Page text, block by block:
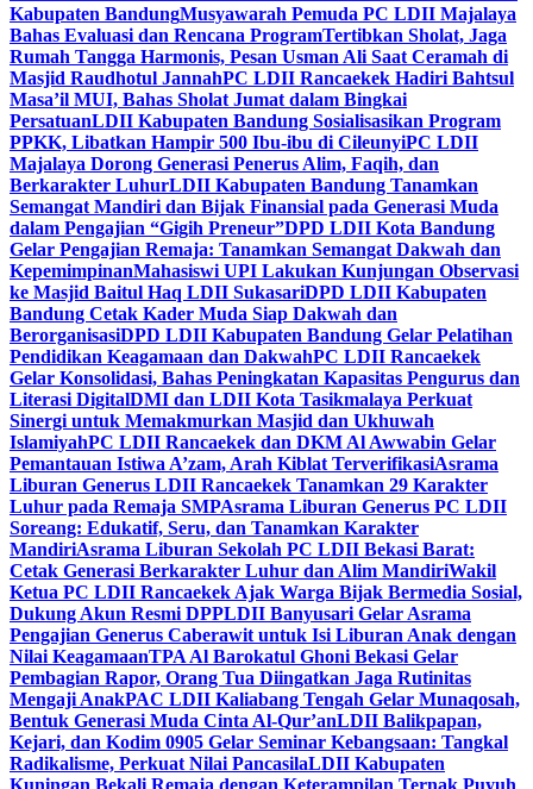
Kabupaten BandungMusyawarah Pemuda PC LDII Majalaya
Bahas Evaluasi dan Rencana ProgramTertibkan Sholat, Jaga
Rumah Tangga Harmonis, Pesan Usman Ali Saat Ceramah di
Masjid Raudhotul JannahPC LDII Rancaekek Hadiri Bahtsul
Masa’il MUI, Bahas Sholat Jumat dalam Bingkai
PersatuanLDII Kabupaten Bandung Sosialisasikan Program
PPKK, Libatkan Hampir 500 Ibu-ibu di CileunyiPC LDII
Majalaya Dorong Generasi Penerus Alim, Faqih, dan
Berkarakter LuhurLDII Kabupaten Bandung Tanamkan
Semangat Mandiri dan Bijak Finansial pada Generasi Muda
dalam Pengajian “Gigih Preneur”DPD LDII Kota Bandung
Gelar Pengajian Remaja: Tanamkan Semangat Dakwah dan
KepemimpinanMahasiswi UPI Lakukan Kunjungan Observasi
ke Masjid Baitul Haq LDII SukasariDPD LDII Kabupaten
Bandung Cetak Kader Muda Siap Dakwah dan
BerorganisasiDPD LDII Kabupaten Bandung Gelar Pelatihan
Pendidikan Keagamaan dan DakwahPC LDII Rancaekek
Gelar Konsolidasi, Bahas Peningkatan Kapasitas Pengurus dan
Literasi DigitalDMI dan LDII Kota Tasikmalaya Perkuat
Sinergi untuk Memakmurkan Masjid dan Ukhuwah
IslamiyahPC LDII Rancaekek dan DKM Al Awwabin Gelar
Pemantauan Istiwa A’zam, Arah Kiblat TerverifikasiAsrama
Liburan Generus LDII Rancaekek Tanamkan 29 Karakter
Luhur pada Remaja SMPAsrama Liburan Generus PC LDII
Soreang: Edukatif, Seru, dan Tanamkan Karakter
MandiriAsrama Liburan Sekolah PC LDII Bekasi Barat:
Cetak Generasi Berkarakter Luhur dan Alim MandiriWakil
Ketua PC LDII Rancaekek Ajak Warga Bijak Bermedia Sosial,
Dukung Akun Resmi DPPLDII Banyusari Gelar Asrama
Pengajian Generus Caberawit untuk Isi Liburan Anak dengan
Nilai KeagamaanTPA Al Barokatul Ghoni Bekasi Gelar
Pembagian Rapor, Orang Tua Diingatkan Jaga Rutinitas
Mengaji AnakPAC LDII Kaliabang Tengah Gelar Munaqosah,
Bentuk Generasi Muda Cinta Al-Qur’anLDII Balikpapan,
Kejari, dan Kodim 0905 Gelar Seminar Kebangsaan: Tangkal
Radikalisme, Perkuat Nilai PancasilaLDII Kabupaten